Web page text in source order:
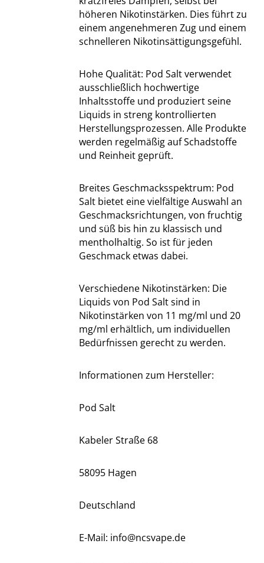
höheren Nikotinstärken. Dies führt zu
einem angenehmeren Zug und einem
schnelleren Nikotinsättigungsgefühl.
Hohe Qualität: Pod Salt verwendet
ausschließlich hochwertige
Inhaltsstoffe und produziert seine
Liquids in streng kontrollierten
Herstellungsprozessen. Alle Produkte
werden regelmäßig auf Schadstoffe
und Reinheit geprüft.
Breites Geschmacksspektrum: Pod
Salt bietet eine vielfältige Auswahl an
Geschmacksrichtungen, von fruchtig
und süß bis hin zu klassisch und
mentholhaltig. So ist für jeden
Geschmack etwas dabei.
Verschiedene Nikotinstärken: Die
Liquids von Pod Salt sind in
Nikotinstärken von 11 mg/ml und 20
mg/ml erhältlich, um individuellen
Bedürfnissen gerecht zu werden.
Informationen zum Hersteller:
Pod Salt
Kabeler Straße 68
58095 Hagen
Deutschland
E-Mail: info@ncsvape.de